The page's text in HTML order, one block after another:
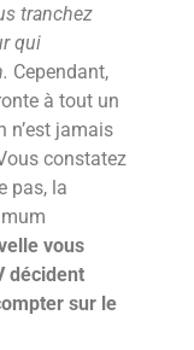
tranchez
qui
Cependant,
à tout un
n’est jamais
constatez
pas, la
vous
décident
sur le